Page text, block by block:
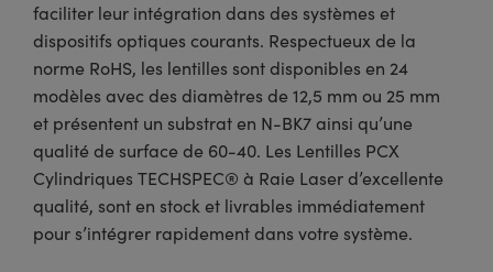
faciliter leur intégration dans des systèmes et
dispositifs optiques courants. Respectueux de la
norme RoHS, les lentilles sont disponibles en 24
modèles avec des diamètres de 12,5 mm ou 25 mm
et présentent un substrat en N-BK7 ainsi qu’une
qualité de surface de 60-40. Les Lentilles PCX
Cylindriques TECHSPEC® à Raie Laser d’excellente
qualité, sont en stock et livrables immédiatement
pour s’intégrer rapidement dans votre système.